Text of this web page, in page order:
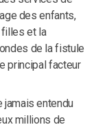
des enfants,
et la
de la fistule
principal facteur
jamais entendu
millions de